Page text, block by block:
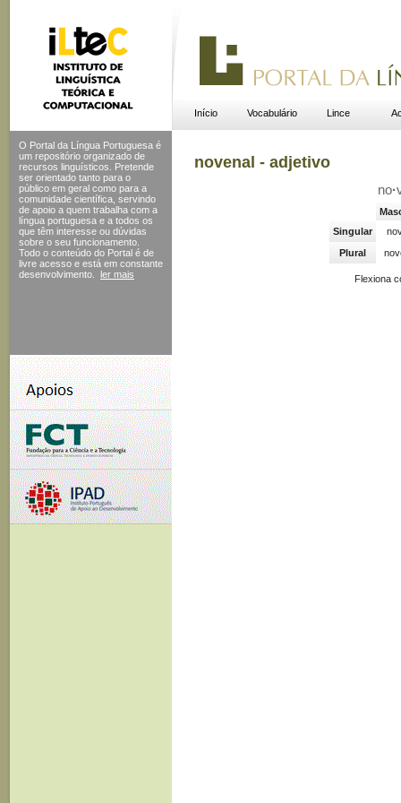
Início Vocabulário Lince
O Portal da Língua Portuguesa é
um repositório organizado de
recursos linguísticos. Pretende
ser orientado tanto para o
público em geral como para a
comunidade científica, servindo
de apoio a quem trabalha com a
língua portuguesa e a todos os
que têm interesse ou dúvidas
sobre o seu funcionamento.
Todo o conteúdo do Portal é de
livre acesso e está em constante
desenvolvimento.
ler mais
novenal - adjetivo
no·
Singular
Plural
Flexiona